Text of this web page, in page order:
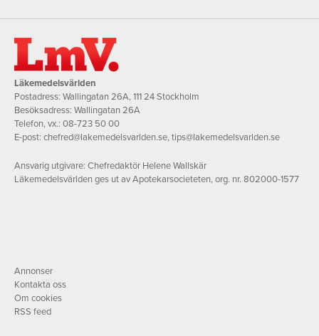
Läkemedelsvärlden
Postadress: Wallingatan 26A, 111 24 Stockholm
Besöksadress: Wallingatan 26A
Telefon, vx.: 08-723 50 00
E-post: chefred@lakemedelsvarlden.se,tips@lakemedelsvarlden.se
Ansvarig utgivare: Chefredaktör Helene Wallskär
Läkemedelsvärlden ges ut av Apotekarsocieteten, org. nr. 802000-1577
Annonser
Kontakta oss
Om cookies
RSS feed